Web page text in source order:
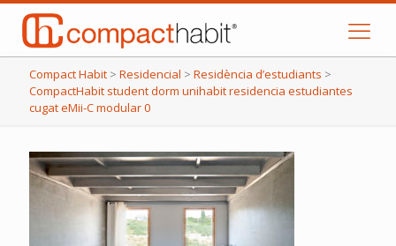
Compact Habit > Residencial > Residència d’estudiants >
CompactHabit student dorm unihabit residencia estudiantes
cugat eMii-C modular 0